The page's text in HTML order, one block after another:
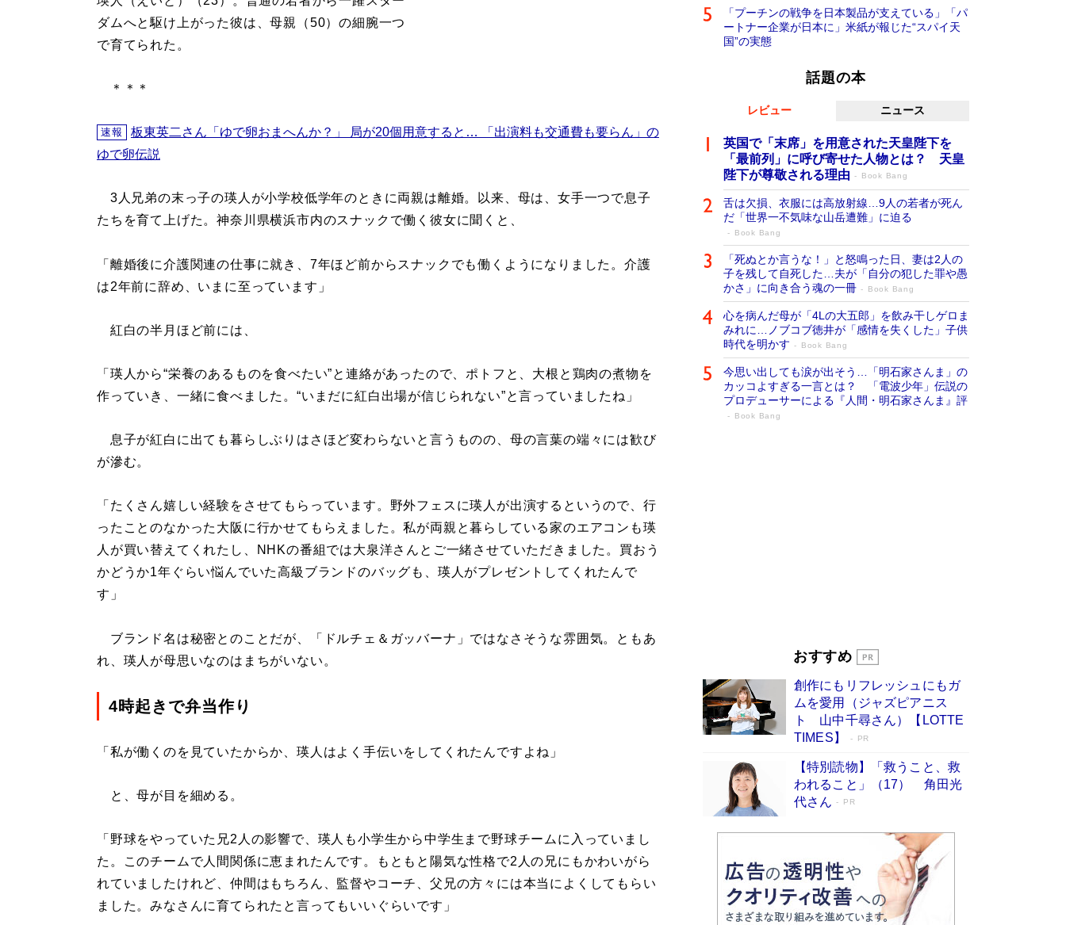
ダムへと駆け上がった彼は、母親（50）の細腕一つ
で育てられた。
＊＊＊
速報
板東英二さん「ゆで卵おまへんか？」 局が20個用意すると… 「出演料も交通費も要らん」の
ゆで卵伝説
3人兄弟の末っ子の瑛人が小学校低学年のときに両親は離婚。以来、母は、女手一つで息子
たちを育て上げた。神奈川県横浜市内のスナックで働く彼女に聞くと、
「離婚後に介護関連の仕事に就き、7年ほど前からスナックでも働くようになりました。介護
は2年前に辞め、いまに至っています」
紅白の半月ほど前には、
「瑛人から“栄養のあるものを食べたい”と連絡があったので、ポトフと、大根と鶏肉の煮物を
作っていき、一緒に食べました。“いまだに紅白出場が信じられない”と言っていましたね」
息子が紅白に出ても暮らしぶりはさほど変わらないと言うものの、母の言葉の端々には歓び
が滲む。
「たくさん嬉しい経験をさせてもらっています。野外フェスに瑛人が出演するというので、行
ったことのなかった大阪に行かせてもらえました。私が両親と暮らしている家のエアコンも瑛
人が買い替えてくれたし、NHKの番組では大泉洋さんとご一緒させていただきました。買おう
かどうか1年ぐらい悩んでいた高級ブランドのバッグも、瑛人がプレゼントしてくれたんで
す」
ブランド名は秘密とのことだが、「ドルチェ＆ガッバーナ」ではなさそうな雰囲気。ともあ
れ、瑛人が母思いなのはまちがいない。
4時起きで弁当作り
「私が働くのを見ていたからか、瑛人はよく手伝いをしてくれたんですよね」
と、母が目を細める。
「野球をやっていた兄2人の影響で、瑛人も小学生から中学生まで野球チームに入っていまし
た。このチームで人間関係に恵まれたんです。もともと陽気な性格で2人の兄にもかわいがら
れていましたけれど、仲間はもちろん、監督やコーチ、父兄の方々には本当によくしてもらい
ました。みなさんに育てられたと言ってもいいぐらいです」
「プーチンの戦争を日本製品が支えている」「パ
ートナー企業が日本に」米紙が報じた“スパイ天
国”の実態
話題の本
レビュー ニュース
英国で「末席」を用意された天皇陛下を
「最前列」に呼び寄せた人物とは？ 天皇
陛下が尊敬される理由
Book Bang
舌は欠損、衣服には高放射線…9人の若者が死ん
だ「世界一不気味な山岳遭難」に迫る
Book Bang
「死ぬとか言うな！」と怒鳴った日、妻は2人の
子を残して自死した…夫が「自分の犯した罪や愚
かさ」に向き合う魂の一冊
Book Bang
心を病んだ母が「4Lの大五郎」を飲み干しゲロま
みれに…ノブコブ徳井が「感情を失くした」子供
時代を明かす
Book Bang
今思い出しても涙が出そう…「明石家さんま」の
カッコよすぎる一言とは？ 「電波少年」伝説の
プロデューサーによる『人間・明石家さんま』評
Book Bang
俳優・高嶋政伸が家族に教わった“人を育てるコ
東野圭吾、伊坂幸太郎の人気シリーズ最新作どち
らも文庫化 映画化された直木賞受賞作もランク
イン［文庫ベストセラー］
Book Bang
おすすめ
創作にもリフレッシュにもガ
ムを愛用（ジャズピアニス
ト 山中千尋さん）【LOTTE
TIMES】
PR
【特別読物】「救うこと、救
われること」（17） 角田光
代さん
PR